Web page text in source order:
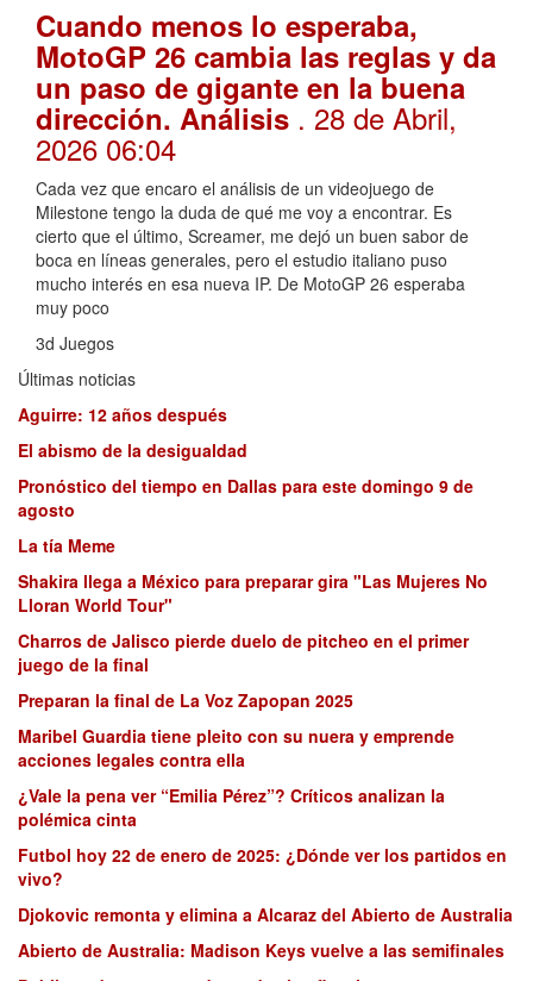
Cuando menos lo esperaba,
MotoGP 26 cambia las reglas y da
un paso de gigante en la buena
dirección. Análisis . 28 de Abril,
2026 06:04
Cada vez que encaro el análisis de un videojuego de
Milestone tengo la duda de qué me voy a encontrar. Es
cierto que el último, Screamer, me dejó un buen sabor de
boca en líneas generales, pero el estudio italiano puso
mucho interés en esa nueva IP. De MotoGP 26 esperaba
muy poco
3d Juegos
Últimas noticias
Aguirre: 12 años después
El abismo de la desigualdad
Pronóstico del tiempo en Dallas para este domingo 9 de
agosto
La tía Meme
Shakira llega a México para preparar gira "Las Mujeres No
Lloran World Tour"
Charros de Jalisco pierde duelo de pitcheo en el primer
juego de la final
Preparan la final de La Voz Zapopan 2025
Maribel Guardia tiene pleito con su nuera y emprende
acciones legales contra ella
¿Vale la pena ver “Emilia Pérez”? Críticos analizan la
polémica cinta
Futbol hoy 22 de enero de 2025: ¿Dónde ver los partidos en
vivo?
Djokovic remonta y elimina a Alcaraz del Abierto de Australia
Abierto de Australia: Madison Keys vuelve a las semifinales